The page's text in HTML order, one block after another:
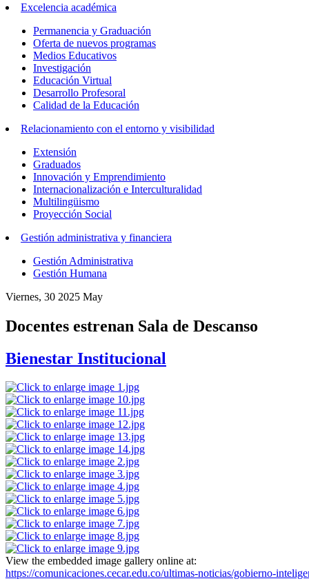
Excelencia académica
Permanencia y Graduación
Oferta de nuevos programas
Medios Educativos
Investigación
Educación Virtual
Desarrollo Profesoral
Calidad de la Educación
Relacionamiento con el entorno y visibilidad
Extensión
Graduados
Innovación y Emprendimiento
Internacionalización e Interculturalidad
Multilingüismo
Proyección Social
Gestión administrativa y financiera
Gestión Administrativa
Gestión Humana
Viernes, 30 2025 May
Docentes estrenan Sala de Descanso
Bienestar Institucional
View the embedded image gallery online at:
https://comunicaciones.cecar.edu.co/ultimas-noticias/gobierno-